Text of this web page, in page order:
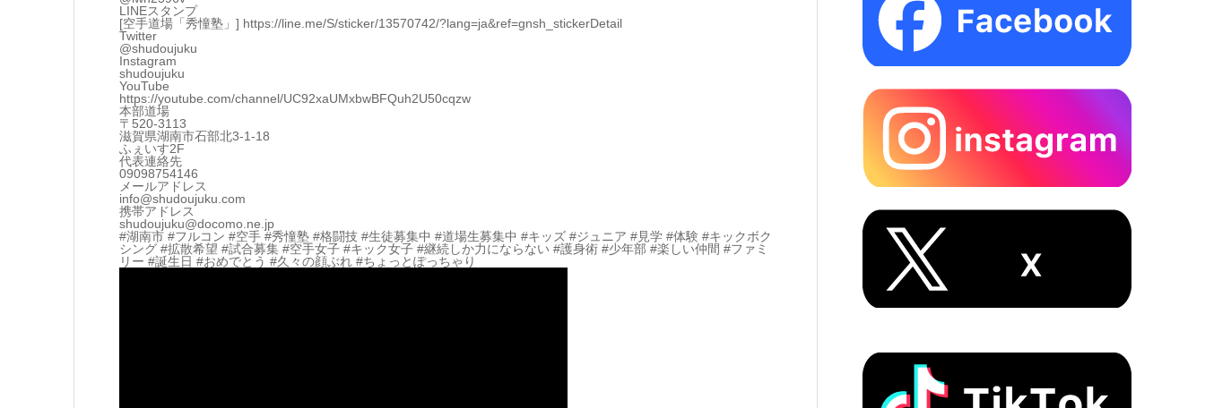
LINEスタンプ
[空手道場「秀憧塾」] https://line.me/S/sticker/13570742/?lang=ja&ref=gnsh_stickerDetail
Twitter
@shudoujuku
Instagram
shudoujuku
YouTube
https://youtube.com/channel/UC92xaUMxbwBFQuh2U50cqzw
本部道場
〒520-3113
滋賀県湖南市石部北3-1-18
ふぇいす2F
代表連絡先
09098754146
メールアドレス
info@shudoujuku.com
携帯アドレス
shudoujuku@docomo.ne.jp
#湖南市 #フルコン #空手 #秀憧塾 #格闘技 #生徒募集中 #道場生募集中 #キッズ #ジュニア #見学 #体験 #キックボク
シング #拡散希望 #試合募集 #空手女子 #キック女子 #継続しか力にならない #護身術 #少年部 #楽しい仲間 #ファミ
リー #誕生日 #おめでとう #久々の顔ぶれ #ちょっとぽっちゃり